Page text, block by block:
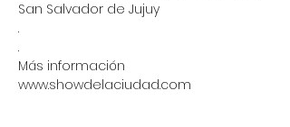
San Salvador de Jujuy
.
.
Más información
www.showdelaciudad.com